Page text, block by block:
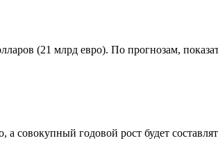
(21 млрд евро). По прогнозам,
годовой рост будет